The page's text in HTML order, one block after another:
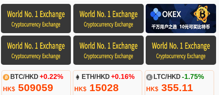
BTC/HKD +0.22%
HK$509059
ETH/HKD +0.16%
HK$ 15028
LTC/HKD -1.75%
HK$355.11